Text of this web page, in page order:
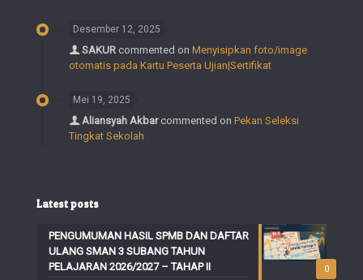
Desember 12, 2025
SAKUR commented on Menyisipkan foto/image
otomatis pada Kartu Peserta Ujian|Sertifikat
Mei 19, 2025
Aliansyah Akbarcommented on Pekan Seleksi
Tingkat Sekolah
Latest posts
0
PENGUMUMAN HASIL SPMB DAN DAFTAR
ULANG SMAN 3 SUBANG TAHUN
PELAJARAN 2026/2027 – TAHAP II